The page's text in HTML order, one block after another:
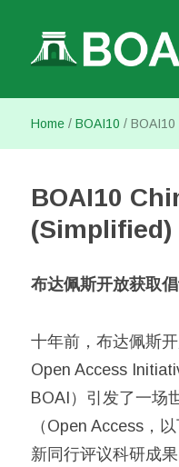
Home/BOAI10 /
BOAI10
布达佩斯开放获取
十年前，布达佩斯
Open Access
BOAI）引发了一场
（Open Access，
新同行评议科研成